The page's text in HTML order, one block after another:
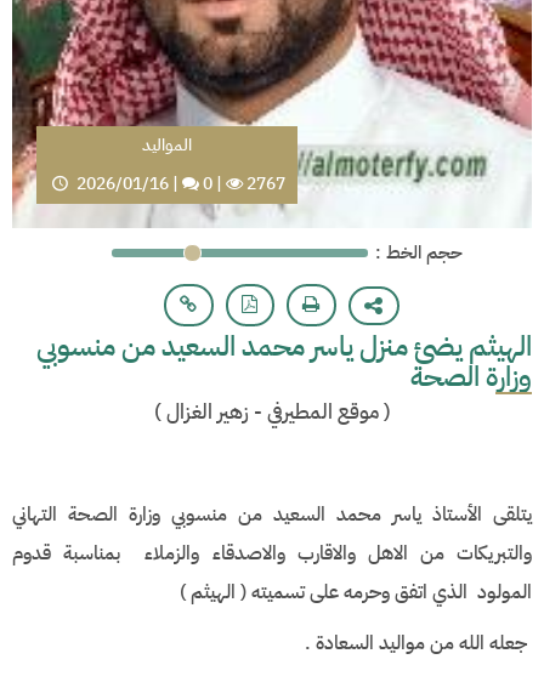
المواليد
2026/01/16| 0| 2767
: حجم الخط
الهيثم يضئ منزل ياسر محمد السعيد من منسوبي
وزارة الصحة
(موقع المطيرفي - زهير الغزال)
يتلقى الأستاذ ياسر محمد السعيد من منسوبي وزارة الصحة التهاني
والتبريكات من الاهل والاقارب والاصدقاء والزملاء بمناسبة قدوم
المولود الذي اتفق وحرمه على تسميته ( الهيثم )
جعله الله من مواليد السعادة .